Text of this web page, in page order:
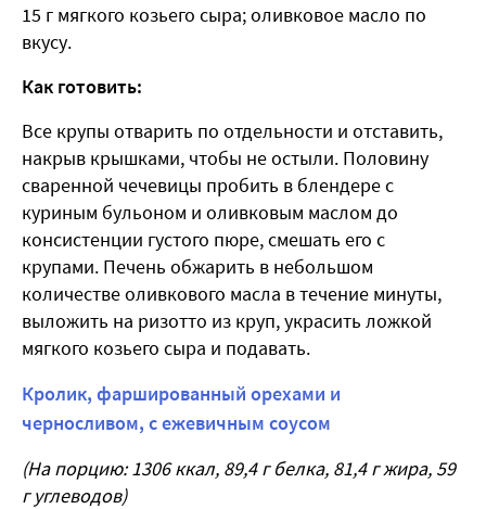
15 г мягкого козьего сыра; оливковое масло по
вкусу.
Как готовить:
Все крупы отварить по отдельности и отставить,
накрыв крышками, чтобы не остыли. Половину
сваренной чечевицы пробить в блендере с
куриным бульоном и оливковым маслом до
консистенции густого пюре, смешать его с
крупами. Печень обжарить в небольшом
количестве оливкового масла в течение минуты,
выложить на ризотто из круп, украсить ложкой
мягкого козьего сыра и подавать.
Кролик, фаршированный орехами и
черносливом, с ежевичным соусом
(На порцию: 1306 ккал, 89,4 г белка, 81,4 г жира, 59
г углеводов)